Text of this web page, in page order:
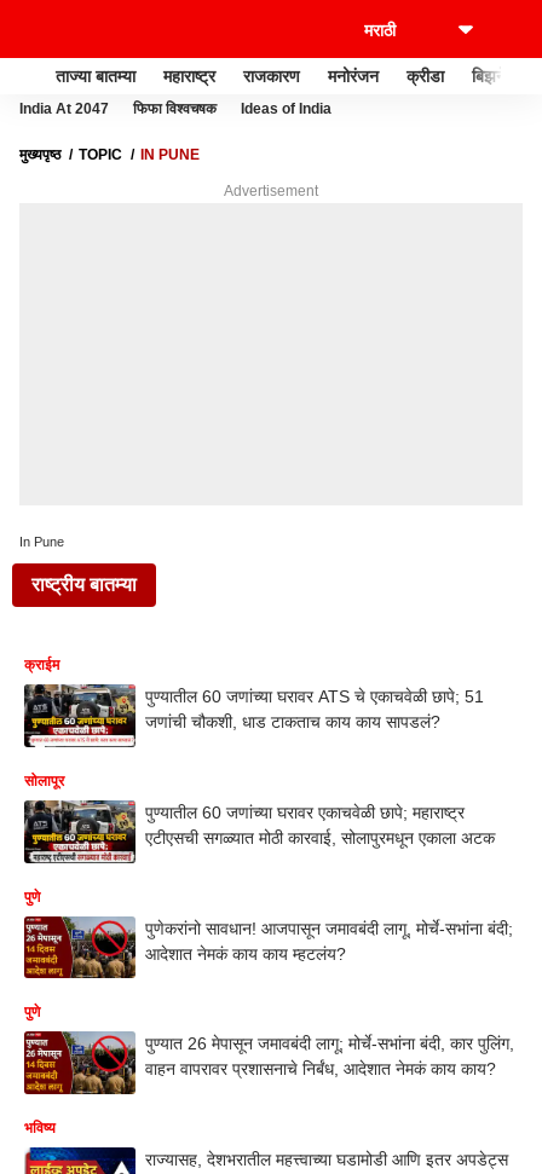
ताज्या बातम्या महाराष्ट्र राजकारण मनोरंजन क्रीडा बिझनेस
India At 2047 फिफा विश्वचषक Ideas of India
मुख्यपृष्ठ TOPIC IN PUNE
Advertisement
In Pune
राष्ट्रीय बातम्या
क्राईम
पुण्यातील 60 जणांच्या घरावर ATS चे एकाचवेळी छापे; 51
जणांची चौकशी, धाड टाकताच काय काय सापडलं?
सोलापूर
पुण्यातील 60 जणांच्या घरावर एकाचवेळी छापे; महाराष्ट्र
एटीएसची सगळ्यात मोठी कारवाई, सोलापुरमधून एकाला अटक
पुणे
पुणेकरांनो सावधान! आजपासून जमावबंदी लागू, मोर्चे-सभांना बंदी;
आदेशात नेमकं काय काय म्हटलंय?
पुणे
पुण्यात 26 मेपासून जमावबंदी लागू; मोर्चे-सभांना बंदी, कार पुलिंग,
वाहन वापरावर प्रशासनाचे निर्बंध, आदेशात नेमकं काय काय?
भविष्य
राज्यासह, देशभरातील महत्त्वाच्या घडामोडी आणि इतर अपडेट्स